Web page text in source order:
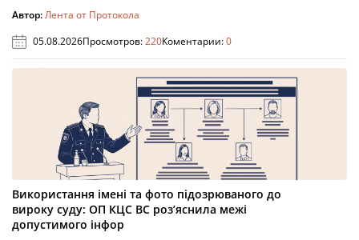
Автор:Лента от Протокола
05.08.2026Просмотров:220Коментарии:0
Використання імені та фото підозрюваного до
вироку суду: ОП КЦС ВС роз’яснила межі
допустимого інфор